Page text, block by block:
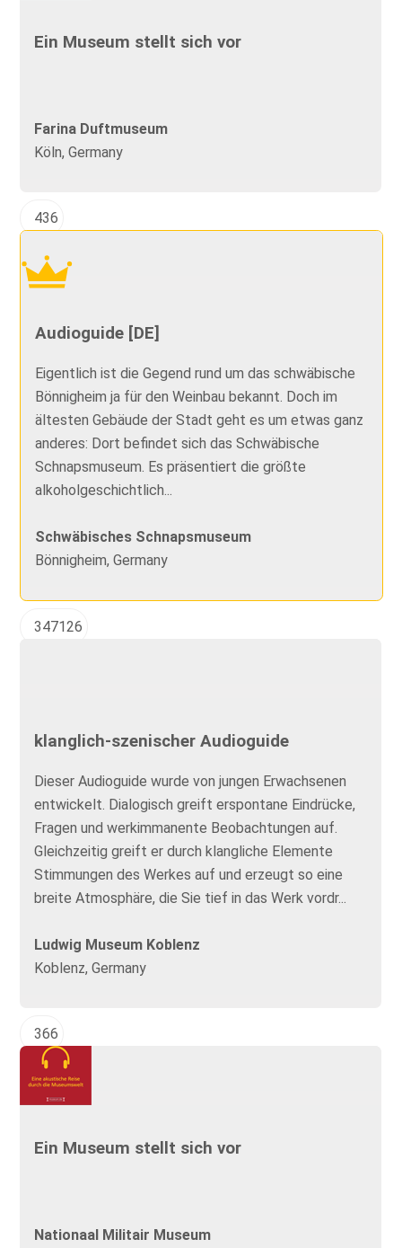
Ein Museum stellt sich vor
Farina Duftmuseum
Köln, Germany
436
Audioguide [DE]
Eigentlich ist die Gegend rund um das schwäbische
Bönnigheim ja für den Weinbau bekannt. Doch im
ältesten Gebäude der Stadt geht es um etwas ganz
anderes: Dort befindet sich das Schwäbische
Schnapsmuseum. Es präsentiert die größte
alkoholgeschichtlich...
Schwäbisches Schnapsmuseum
Bönnigheim, Germany
347126
klanglich-szenischer Audioguide
Dieser Audioguide wurde von jungen Erwachsenen
entwickelt. Dialogisch greift erspontane Eindrücke,
Fragen und werkimmanente Beobachtungen auf.
Gleichzeitig greift er durch klangliche Elemente
Stimmungen des Werkes auf und erzeugt so eine
breite Atmosphäre, die Sie tief in das Werk vordr...
Ludwig Museum Koblenz
Koblenz, Germany
366
Ein Museum stellt sich vor
Nationaal Militair Museum